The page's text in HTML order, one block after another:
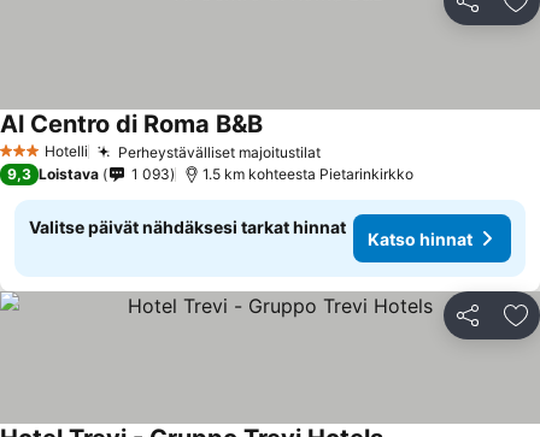
Jaa
3 Tähtiluokitus
Hotelli Perheystävälliset majoitustilatKatso hinnat
Al Centro di Roma B&BKatso hinnat
9,3 Loistava 1 093 1.5 km kohteesta Pietarinkirkko
Valitse päivät nähdäksesi tarkat hinnat
Katso hinnat
Jaa